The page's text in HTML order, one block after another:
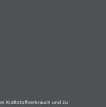
Kraftstoffverbrauch und zu